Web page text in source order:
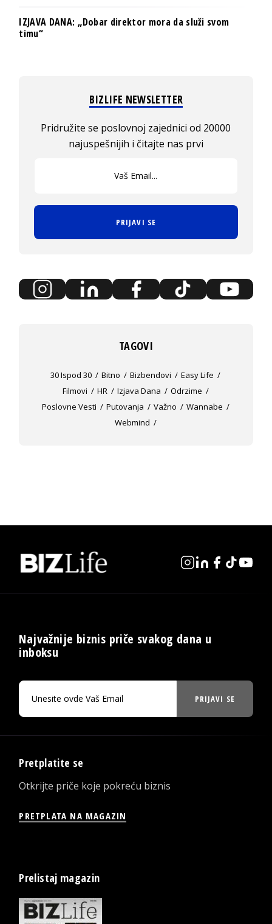
IZJAVA DANA: „Dobar direktor mora da služi svom
timu“
BIZLIFE NEWSLETTER
Pridružite se poslovnoj zajednici od 20000
najuspešnijih i čitajte nas prvi
PRIJAVI SE
TAGOVI
30 Ispod 30 Bitno Bizbendovi
Easy Life
Filmovi
HR Izjava Dana
Odrzime
Poslovne Vesti
Putovanja Važno
Wannabe
Webmind
Najvažnije biznis priče svakog dana u
inboksu
PRIJAVI SE
Pretplatite se
Otkrijte priče koje pokreću biznis
PRETPLATA NA MAGAZIN
Prelistaj magazin